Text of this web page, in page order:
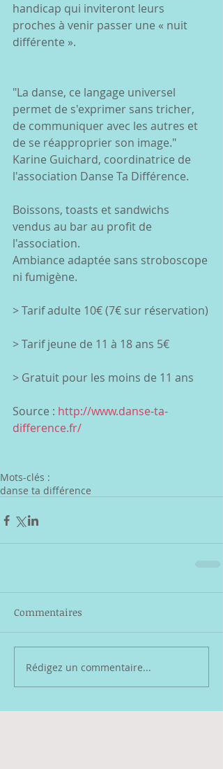
handicap qui inviteront leurs
proches à venir passer une « nuit
différente ».
"La danse, ce langage universel
permet de s'exprimer sans tricher,
de communiquer avec les autres et
de se réapproprier son image."
Karine Guichard, coordinatrice de
l'association Danse Ta Différence.
Boissons, toasts et sandwichs
vendus au bar au profit de
l'association.
Ambiance adaptée sans stroboscope
ni fumigène.
> Tarif adulte 10€ (7€ sur réservation)
> Tarif jeune de 11 à 18 ans 5€
> Gratuit pour les moins de 11 ans
Source : http://www.danse-ta-
difference.fr/
Mots-clés :
danse ta différence
Commentaires
Rédigez un commentaire...